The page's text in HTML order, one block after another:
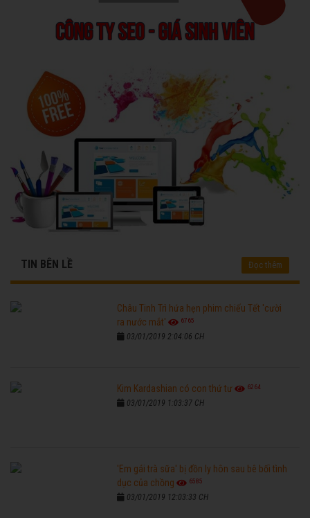
TIN BÊN LỀ Đọc thêm
Châu Tinh Trì hứa hẹn phim chiếu Tết 'cười
ra nước mắt'
6765
03/01/2019 2:04:06 CH
Kim Kardashian có con thứ tư 6264
03/01/2019 1:03:37 CH
'Em gái trà sữa' bị đồn ly hôn sau bê bối tình
dục của chồng
6585
03/01/2019 12:03:33 CH